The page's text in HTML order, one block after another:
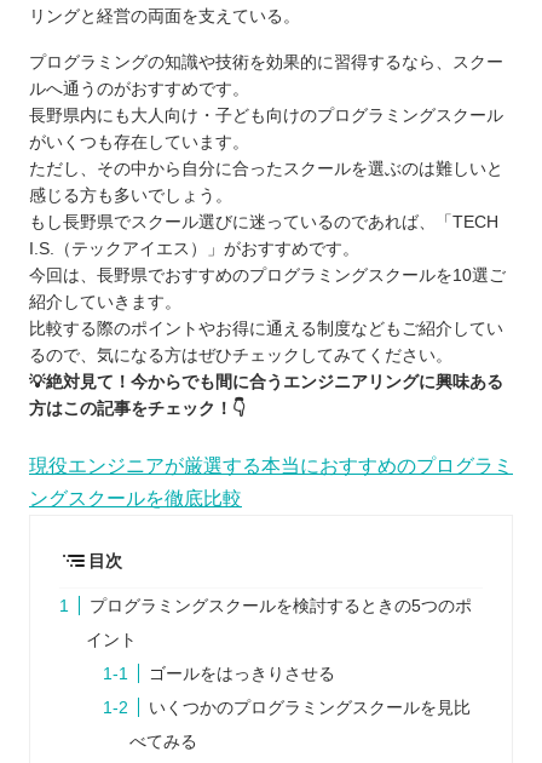
リングと経営の両面を支えている。
プログラミングの知識や技術を効果的に習得するなら、スクー
ルへ通うのがおすすめです。
長野県内にも大人向け・子ども向けのプログラミングスクール
がいくつも存在しています。
ただし、その中から自分に合ったスクールを選ぶのは難しいと
感じる方も多いでしょう。
もし長野県でスクール選びに迷っているのであれば、「TECH
I.S.（テックアイエス）」がおすすめです。
今回は、長野県でおすすめのプログラミングスクールを10選ご
紹介していきます。
比較する際のポイントやお得に通える制度などもご紹介してい
るので、気になる方はぜひチェックしてみてください。
💡絶対見て！今からでも間に合うエンジニアリングに興味ある
方はこの記事をチェック！👇
現役エンジニアが厳選する本当におすすめのプログラミ
ングスクールを徹底比較
目次
プログラミングスクールを検討するときの5つのポ
イント
ゴールをはっきりさせる
いくつかのプログラミングスクールを見比
べてみる